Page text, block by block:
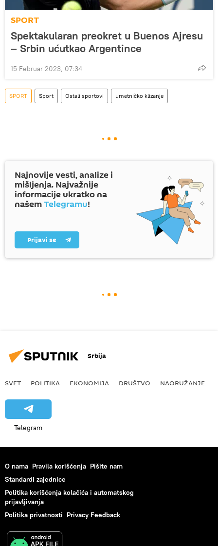
SPORT
Spektakularan preokret u Buenos Ajresu
– Srbin ućutkao Argentince
15 Februar 2023, 07:34
SPORT Sport Ostali sportovi umetničko klizanje
Najnovije vesti, analize i
mišljenja. Najvažnije
informacije ukratko na
našemTelegramu!
Prijavi se
Srbija
SVET POLITIKA EKONOMIJA DRUŠTVO NAORUŽANJE
Telegram
O nama Pravila korišćenja Pišite nam
Standardi zajednice
Politika korišćenja kolačića i automatskog
prijavljivanja
Politika privatnosti Privacy Feedback